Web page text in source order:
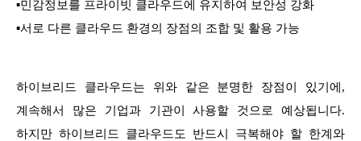
▪민감정보를 프라이빗 클라우드에 유지하여 보안성 강화
▪서로 다른 클라우드 환경의 장점의 조합 및 활용 가능
하이브리드 클라우드는 위와 같은 분명한 장점이 있기에,
계속해서 많은 기업과 기관이 사용할 것으로 예상됩니다.
하지만 하이브리드 클라우드도 반드시 극복해야 할 한계와